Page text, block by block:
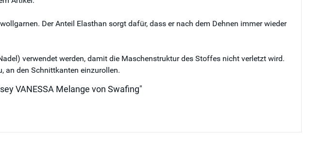
Der Anteil Elasthan sorgt dafür, dass er nach dem Dehnen immer wieder
verwendet werden, damit die Maschenstruktur des Stoffes nicht verletzt wird.
an den Schnittkanten einzurollen.
VANESSA Melange von Swafing"